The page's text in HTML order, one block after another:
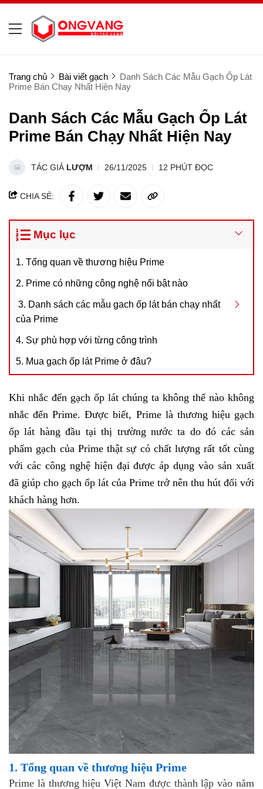
Trang chủ Bài viết gạch
Danh Sách Các Mẫu Gạch Ốp Lát
Prime Bán Chạy Nhất Hiện Nay
Danh Sách Các Mẫu Gạch Ốp Lát
Prime Bán Chạy Nhất Hiện Nay
TÁC GIẢ LƯỢM 26/11/2025 12 PHÚT ĐỌC
CHIA SẺ:
Mục lục
1. Tổng quan về thương hiệu Prime
2. Prime có những công nghệ nổi bật nào
3. Danh sách các mẫu gach ốp lát bán chạy nhất
của Prime
4. Sự phù hợp với từng công trình
5. Mua gạch ốp lát Prime ở đâu?
Khi nhắc đến gạch ốp lát chúng ta không thể nào không
nhắc đến Prime. Được biết, Prime là thương hiệu gạch
ốp lát hàng đầu tại thị trường nước ta do đó các sản
phẩm gạch của Prime thật sự có chất lượng rất tốt cùng
với các công nghệ hiện đại được áp dụng vào sản xuất
đã giúp cho gạch ốp lát của Prime trở nên thu hút đối với
khách hàng hơn.
1. Tổng quan về thương hiệu Prime
Prime là thương hiệu Việt Nam được thành lập vào năm